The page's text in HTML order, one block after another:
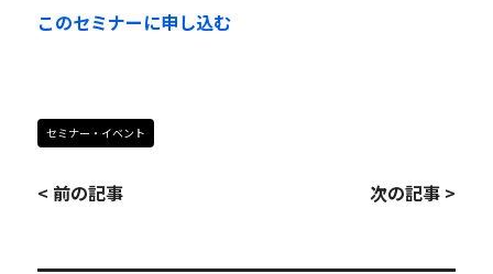
このセミナーに申し込む
セミナー・イベント
< 前の記事 次の記事 >